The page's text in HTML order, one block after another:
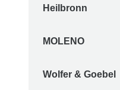
Heilbronn
MOLENO
Wolfer & Goebel